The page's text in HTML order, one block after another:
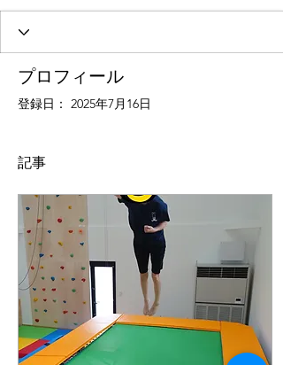
プロフィール
登録日： 2025年7月16日
記事